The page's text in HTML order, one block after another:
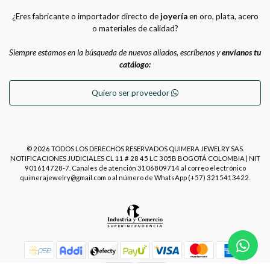
¿Eres fabricante o importador directo dejoyeríaen oro, plata, acero
o materiales de calidad?
Siempre estamos en la búsqueda de nuevos aliados, escríbenos yenvíanos tu
catálogo:
Quiero ser proveedor
© 2026 TODOS LOS DERECHOS RESERVADOS QUIMERA JEWELRY SAS.
NOTIFICACIONES JUDICIALES CL 11 # 28 45 LC 305B BOGOTÁ COLOMBIA | NIT
901614728-7. Canales de atención 3106809714 al correo electrónico
quimerajewelry@gmail.com o al número de WhatsApp (+57) 3215413422.